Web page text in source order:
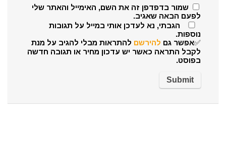
שמור בדפדפן זה את השם, האימייל והאתר שלי
לפעם הבאה שאגיב.
הגבתי, נא לעדכן אותי במייל על תגובות
נוספות.
✅אפשר גם להירשם להתראות מבלי להגיב על מנת
לקבל התראה כאשר יש עדכון מחיר או תגובה חדשה
בפוסט.